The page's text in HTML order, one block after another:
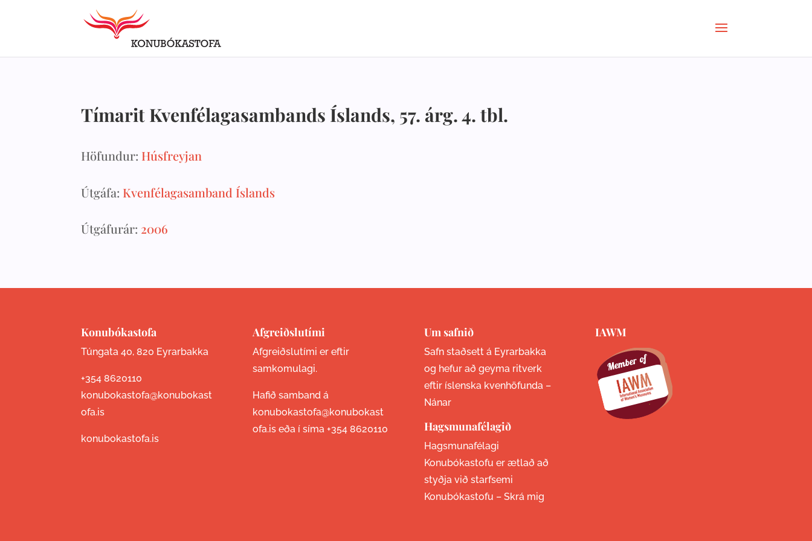
Tímarit Kvenfélagasambands Íslands, 57. árg. 4. tbl.
Höfundur: Húsfreyjan
Útgáfa: Kvenfélagasamband Íslands
Útgáfurár: 2006
Konubókastofa
Túngata 40, 820 Eyrarbakka
+354 8620110
konubokastofa@konubokast
ofa.is
konubokastofa.is
Afgreiðslutími
Afgreiðslutími er eftir
samkomulagi.
Hafið samband á
konubokastofa@konubokast
ofa.is eða í síma +354 8620110
Um safnið
Safn staðsett á Eyrarbakka
og hefur að geyma ritverk
eftir íslenska kvenhöfunda –
Nánar
Hagsmunafélagið
Hagsmunafélagi
Konubókastofu er ætlað að
styðja við starfsemi
Konubókastofu – Skrá mig
IAWM